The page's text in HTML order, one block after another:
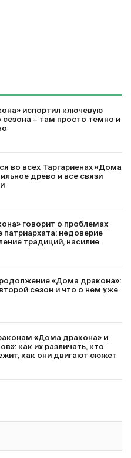
испортил ключевую
сезона – там просто темно и
во всех Таргариенах «Дома
древо и все связи
говорит о проблемах
недоверие
традиций, насилие
«Дома дракона»:
сезон и что о нем уже
«Дома дракона» и
как их различать, кто
как они двигают сюжет